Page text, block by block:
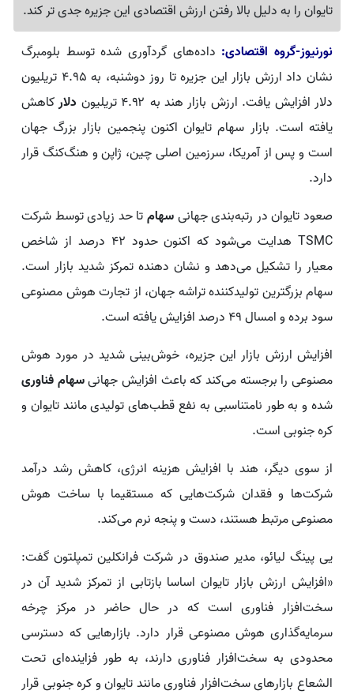
تایوان را به دلیل بالا رفتن ارزش اقتصادی این جزیره جدی تر کند.
نورنیوز-گروه اقتصادی: داده‌های گردآوری شده توسط بلومبرگ
نشان داد ارزش بازار این جزیره تا روز دوشنبه، به ۴.۹۵ تریلیون
دلار افزایش یافت. ارزش بازار هند به ۴.۹۲ تریلیون
دلارکاهش
یافته است. بازار سهام تایوان اکنون پنجمین بازار بزرگ جهان
است و پس از آمریکا، سرزمین اصلی چین، ژاپن و هنگ‌کنگ قرار
دارد.
صعود تایوان در رتبه‌بندی جهانیسهامتا حد زیادی توسط شرکت
TSMC هدایت می‌شود که اکنون حدود ۴۲ درصد از شاخص
معیار را تشکیل می‌دهد و نشان دهنده تمرکز شدید بازار است.
سهام بزرگترین تولیدکننده تراشه جهان، از تجارت هوش مصنوعی
سود برده و امسال ۴۹ درصد افزایش یافته است.
افزایش ارزش بازار این جزیره، خوش‌بینی شدید در مورد هوش
مصنوعی را برجسته می‌کند که باعث افزایش جهانیسهام فناوری
شده و به طور نامتناسبی به نفع قطب‌های تولیدی مانند تایوان و
کره جنوبی است.
از سوی دیگر، هند با افزایش هزینه انرژی، کاهش رشد درآمد
شرکت‌ها و فقدان شرکت‌هایی که مستقیما با ساخت هوش
مصنوعی مرتبط هستند، دست و پنجه نرم می‌کند.
یی پینگ لیائو، مدیر صندوق در شرکت فرانکلین تمپلتون گفت:
«افزایش ارزش بازار تایوان اساسا بازتابی از تمرکز شدید آن در
سخت‌افزار فناوری است که در حال حاضر در مرکز چرخه
سرمایه‌گذاری هوش مصنوعی قرار دارد. بازارهایی که دسترسی
محدودی به سخت‌افزار فناوری دارند، به طور فزاینده‌ای تحت
الشعاع بازارهای سخت‌افزار فناوری مانند تایوان و کره جنوبی قرار